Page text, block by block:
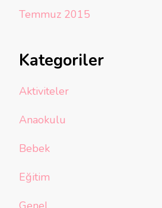
Temmuz 2015
Kategoriler
Aktiviteler
Anaokulu
Bebek
Eğitim